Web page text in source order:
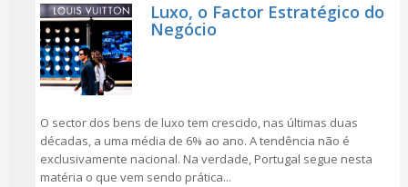
Luxo, o Factor Estratégico do
Negócio
O sector dos bens de luxo tem crescido, nas últimas duas
décadas, a uma média de 6% ao ano. A tendência não é
exclusivamente nacional. Na verdade, Portugal segue nesta
matéria o que vem sendo prática...